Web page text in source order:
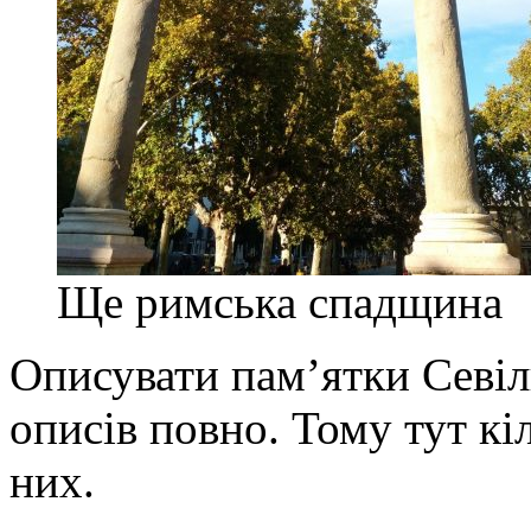
Ще римська спадщина
Описувати пам’ятки
описів повно. Тому тут
них.